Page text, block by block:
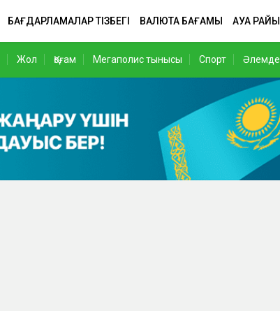
БАҒДАРЛАМАЛАР ТІЗБЕГІ ВАЛЮТА БАҒАМЫ АУА РАЙЫ
Жол Қоғам Мегаполис тынысы Спорт Әлемде